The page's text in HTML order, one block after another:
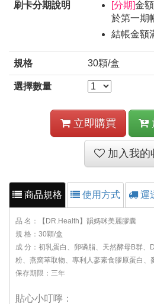
刷卡分期說明 [分期]金
於第一期
結帳金額
規格 30顆/盒
選擇數量
立即購買
加入我的
商品規格 使用方式 運
品 名：【DR.Health】韻媽咪美麗膠囊
規 格：30顆/盒
成 分：初乳蛋白、卵磷脂、天然酵母B群、
粉、燕窩萃取物、專利人蔘素食膠原蛋白、
保存期限：三年
貼心小叮嚀：